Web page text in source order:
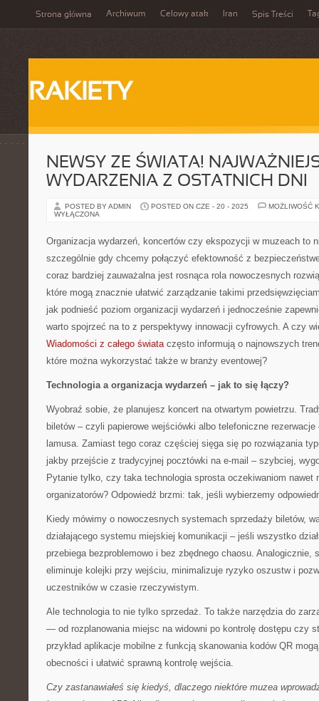
Strona główna Archiwum Celowy atak Iran Spis Treści
RAKIETY
NEWSY ZE ŚWIATA!
WYDARZENIA Z OSTATNICH DNI
POSTED BY ADMIN POSTED ON CZE - 20 - 2025
MOŻLIWOŚĆ
WYŁĄCZONA
Organizacja wydarzeń, koncertów czy ekspozycji w muzeach to
szczególnie gdy chcemy połączyć efektowność z
coraz bardziej zauważalna jest rosnąca rola nowoczesnych
które mogą znacznie ułatwić zarządzanie takimi
jak podnieść poziom organizacji wydarzeń i jednocześnie
warto spojrzeć na to z perspektywy innowacji cyfrowych. A czy
Wiadomości z całego świataczęsto informują o najnowszych
które można wykorzystać także w branży eventowej?
Technologia a organizacja wydarzeń – jak to się łączy?
Wyobraź sobie, że planujesz koncert na otwartym powietrzu.
biletów – czyli papierowe wejściówki albo telefoniczne
lamusa. Zamiast tego coraz częściej sięga się po rozwiązania
jakby przejście z tradycyjnej pocztówki na e-mail – szybciej,
Pytanie tylko, czy taka technologia sprosta oczekiwaniom nawet
organizatorów? Odpowiedź brzmi: tak, jeśli wybierzemy
Kiedy mówimy o nowoczesnych systemach sprzedaży biletów,
działającego systemu miejskiej komunikacji – jeśli wszystko
przebiega bezproblemowo i bez zbędnego chaosu. Analogicznie,
eliminuje kolejki przy wejściu, minimalizuje ryzyko oszustw i
uczestników w czasie rzeczywistym.
Ale technologia to nie tylko sprzedaż. To także narzędzia do
— od rozplanowania miejsc na widowni po kontrolę dostępu czy
przykład aplikacje mobilne z funkcją skanowania kodów QR
obecności i ułatwić sprawną kontrolę wejścia.
Czy zastanawiałeś się kiedyś, dlaczego niektóre muzea